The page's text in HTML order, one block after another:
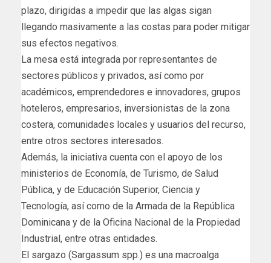
plazo, dirigidas a impedir que las algas sigan
llegando masivamente a las costas para poder mitigar
sus efectos negativos.
La mesa está integrada por representantes de
sectores públicos y privados, así como por
académicos, emprendedores e innovadores, grupos
hoteleros, empresarios, inversionistas de la zona
costera, comunidades locales y usuarios del recurso,
entre otros sectores interesados.
Además, la iniciativa cuenta con el apoyo de los
ministerios de Economía, de Turismo, de Salud
Pública, y de Educación Superior, Ciencia y
Tecnología, así como de la Armada de la República
Dominicana y de la Oficina Nacional de la Propiedad
Industrial, entre otras entidades.
El sargazo (Sargassum spp.) es una macroalga